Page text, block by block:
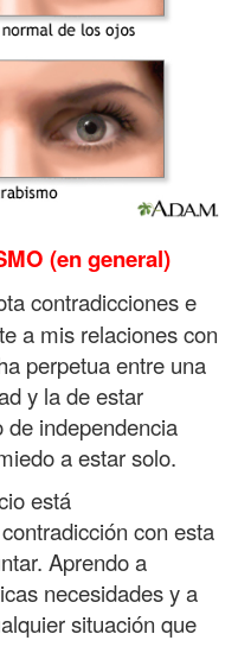
(en general)
contradicciones e
a mis relaciones con
perpetua entre una
y la de estar
independencia
a estar solo.
está
con esta
Aprendo a
necesidades y a
situación que